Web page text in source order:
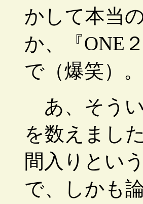
かして本当
か、『ONE
で（爆笑）。
あ、そう
を数えまし
間入りとい
で、しかも